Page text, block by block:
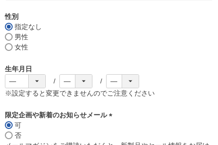
性別
指定なし
男性
女性
生年月日
※設定すると変更できませんのでご注意ください
限定企画や新着のお知らせメール
可
否